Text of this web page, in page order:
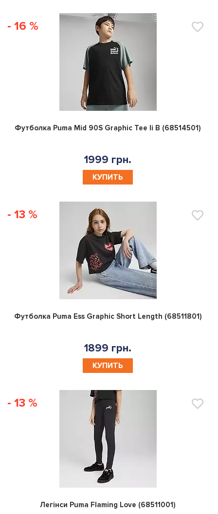
- 16 %
0
Футболка Puma Mid 90S Graphic Tee Ii B (68514501)
1999 грн.
КУПИТЬ
- 13 %
0
Футболка Puma Ess Graphic Short Length (68511801)
1899 грн.
КУПИТЬ
- 13 %
0
Легінси Puma Flaming Love (68511001)